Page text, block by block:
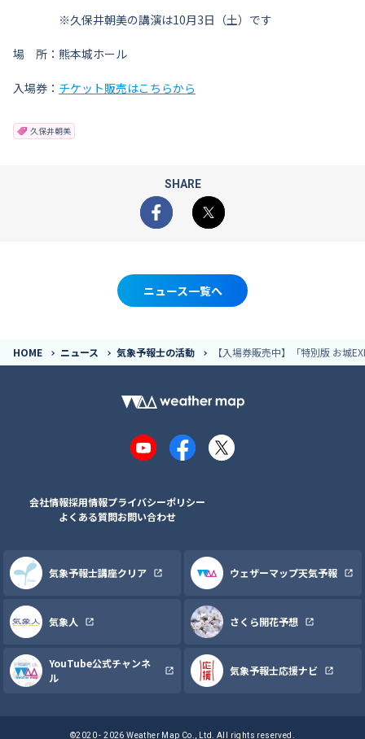
※久保井朝美の講演は10月3日（土）です
場 所：熊本城ホール
入場券： チケット販売はこちらから
久保井朝美
SHARE
Facebook
X
ニュース一覧へ
HOME ニュース 気象予報士の活動 【入場券販売中】「特別版 お城
YouTubeFacebook
X
会社情報採用情報プライバシーポリシー
よくある質問お問い合わせ
気象予報士講座クリア ウェザーマップ天気予報
気象人 さくら開花予想
YouTube公式チャンネ
ル
気象予報士応援ナビ
©2020 - 2026 Weather Map Co., Ltd. All rights reserved.